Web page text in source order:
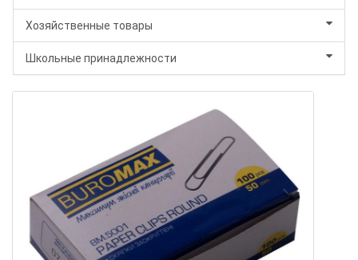
Хозяйственные товары
Школьные принадлежности